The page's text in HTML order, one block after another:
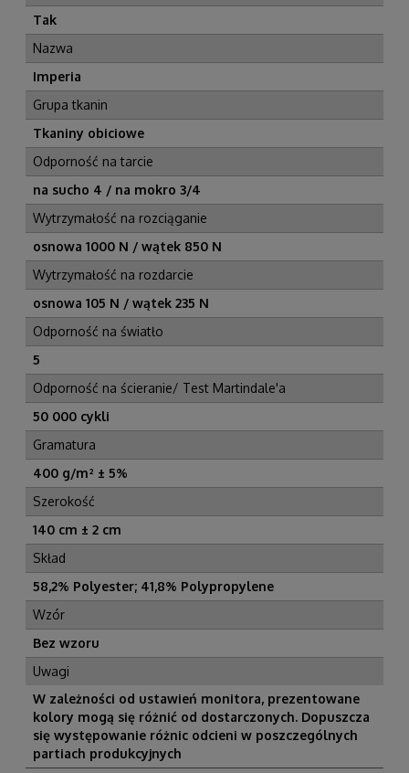
Tak
Nazwa
Imperia
Grupa tkanin
Tkaniny obiciowe
Odporność na tarcie
na sucho 4 / na mokro 3/4
Wytrzymałość na rozciąganie
osnowa 1000 N / wątek 850 N
Wytrzymałość na rozdarcie
osnowa 105 N / wątek 235 N
Odporność na światło
5
Odporność na ścieranie/ Test Martindale'a
50 000 cykli
Gramatura
400 g/m² ± 5%
Szerokość
140 cm ± 2 cm
Skład
58,2% Polyester; 41,8% Polypropylene
Wzór
Bez wzoru
Uwagi
W zależności od ustawień monitora, prezentowane
kolory mogą się różnić od dostarczonych. Dopuszcza
się występowanie różnic odcieni w poszczególnych
partiach produkcyjnych